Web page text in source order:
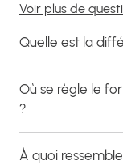
Voir plus de
Quelle est la
Où se règle le
?
À quoi